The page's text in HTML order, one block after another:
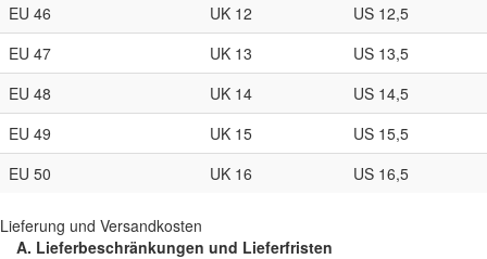
EU 46
UK 12
US 12,5
EU 47
UK 13
US 13,5
EU 48
UK 14
US 14,5
EU 49
UK 15
US 15,5
EU 50
UK 16 US 16,5
Lieferung und Versandkosten
A. Lieferbeschränkungen und Lieferfristen